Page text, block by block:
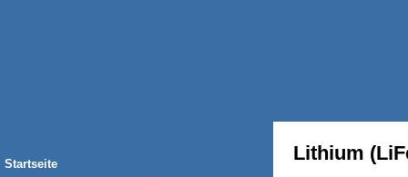
Startseite
Lithium